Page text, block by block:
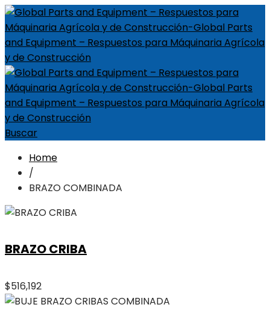
Buscar
Home
/
BRAZO COMBINADA
BRAZO CRIBA
$516,192